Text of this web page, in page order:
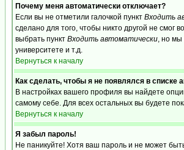
Почему меня автоматически отключает?
Если вы не отметили галочкой пункт Входить
сделано для того, чтобы никто другой не смог
выбрать пункт Входить автоматически, но мы
университете и т.д.
Вернуться к началу
Как сделать, чтобы я не появлялся в списке
В настройках вашего профиля вы найдете
самому себе. Для всех остальных вы будете
Вернуться к началу
Я забыл пароль!
Не паникуйте! Хотя ваш пароль и не может